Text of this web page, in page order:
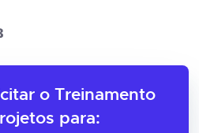
o Treinamento
para: